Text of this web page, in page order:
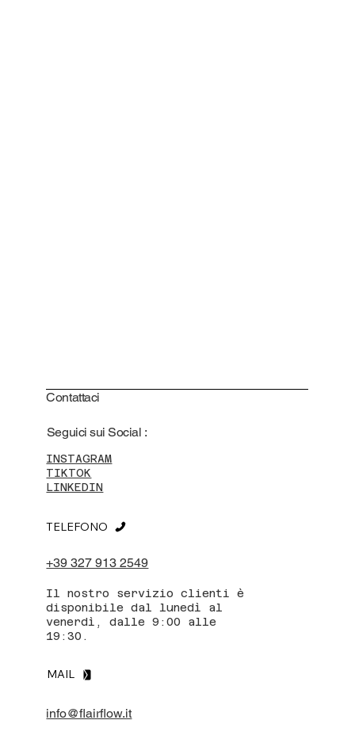
Contattaci
INSTAGRAM
TIKTOK
LINKEDIN
Seguici sui Social :
+39 327 913 2549
TELEFONO
Il nostro servizio clienti è
disponibile dal lunedì al
venerdì, dalle 9:00 alle
19:30.
info@flairflow.it
MAIL